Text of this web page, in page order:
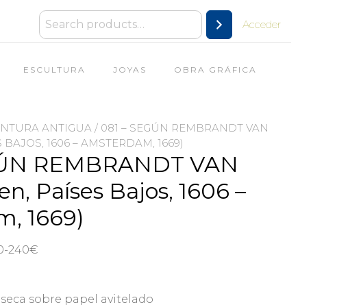
Acceder
ESCULTURA JOYAS OBRA GRÁFICA
ANTIGUA / 081 – SEGÚN REMBRANDT VAN
1606 – AMSTERDAM, 1669)
REMBRANDT VAN
Países Bajos, 1606 –
1669)
240€
sobre papel avitelado